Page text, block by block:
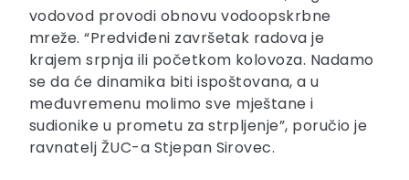
vodovod provodi obnovu vodoopskrbne
mreže. “Predviđeni završetak radova je
krajem srpnja ili početkom kolovoza. Nadamo
se da će dinamika biti ispoštovana, a u
međuvremenu molimo sve mještane i
sudionike u prometu za strpljenje”, poručio je
ravnatelj ŽUC-a Stjepan Sirovec.